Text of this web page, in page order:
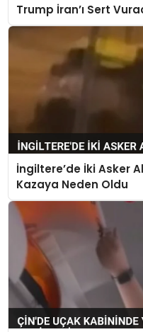
Trump İran’ı Sert
İngiltere’de İki Asker
Kazaya Neden Oldu